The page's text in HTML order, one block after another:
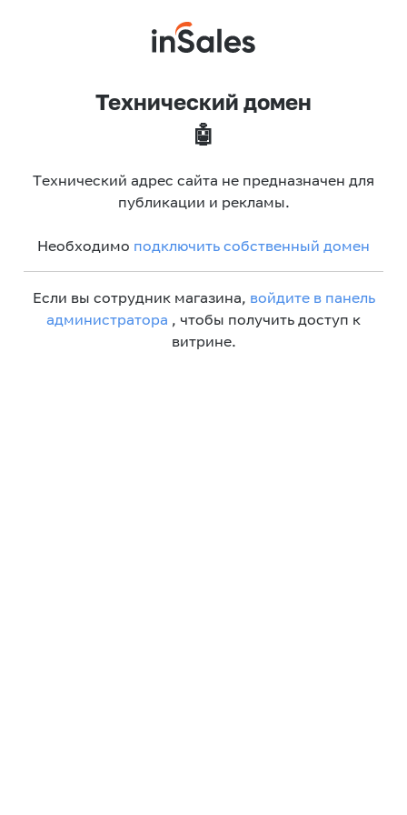
Технический домен
🤖
Технический адрес сайта не предназначен для
публикации и рекламы.
Необходимо подключить собственный домен
Если вы сотрудник магазина, войдите в панель
администратора , чтобы получить доступ к
витрине.